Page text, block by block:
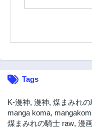
Tags
K-漫神, 漫神, 煤まみれ
manga koma,
煤まみれの騎士 raw, 漫